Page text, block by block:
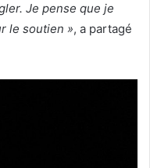
Je pense que je
le soutien », a partagé